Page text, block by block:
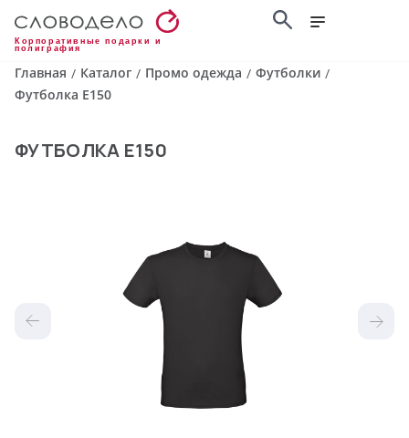
Корпоративные подарки и
полиграфия
Главная / Каталог / Промо одежда / Футболки /
Футболка E150
ФУТБОЛКА E150